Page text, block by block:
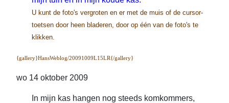
U kunt de foto's vergroten en er met de muis of de cursor-
toetsen door heen bladeren, door op één van de foto's te
klikken.
{gallery}HansWeblog/20091009L15LR{/gallery}
wo 14 oktober 2009
In mijn kas hangen nog steeds komkommers,